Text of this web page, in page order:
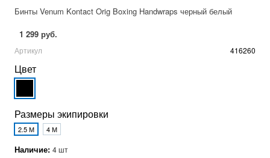
Бинты Venum Kontact Orig Boxing Handwraps черный белый
1 299 руб.
Артикул 416260
Цвет
Размеры экипировки
2.5 М 4 М
Наличие: 4 шт